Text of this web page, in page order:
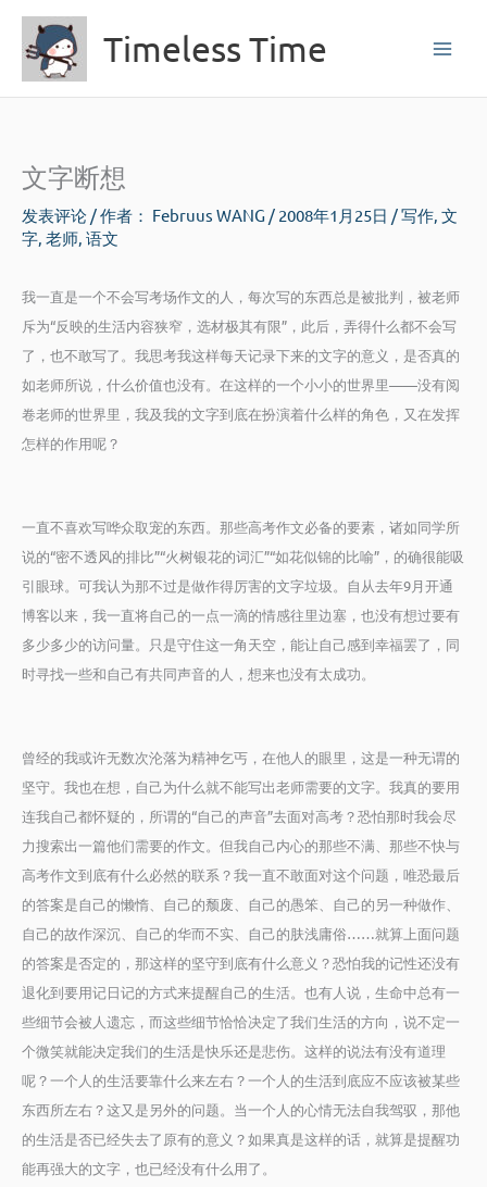
容
Timeless Time
文字断想
发表评论 / 作者： Februus WANG / 2008年1月25日 /写作 文
字 老师 语文
我一直是一个不会写考场作文的人，每次写的东西总是被批判，被老师
斥为“反映的生活内容狭窄，选材极其有限”，此后，弄得什么都不会写
了，也不敢写了。我思考我这样每天记录下来的文字的意义，是否真的
如老师所说，什么价值也没有。在这样的一个小小的世界里——没有阅
卷老师的世界里，我及我的文字到底在扮演着什么样的角色，又在发挥
怎样的作用呢？
一直不喜欢写哗众取宠的东西。那些高考作文必备的要素，诸如同学所
说的“密不透风的排比”“火树银花的词汇”“如花似锦的比喻”，的确很能吸
引眼球。可我认为那不过是做作得厉害的文字垃圾。自从去年9月开通
博客以来，我一直将自己的一点一滴的情感往里边塞，也没有想过要有
多少多少的访问量。只是守住这一角天空，能让自己感到幸福罢了，同
时寻找一些和自己有共同声音的人，想来也没有太成功。
曾经的我或许无数次沦落为精神乞丐，在他人的眼里，这是一种无谓的
坚守。我也在想，自己为什么就不能写出老师需要的文字。我真的要用
连我自己都怀疑的，所谓的“自己的声音”去面对高考？恐怕那时我会尽
力搜索出一篇他们需要的作文。但我自己内心的那些不满、那些不快与
高考作文到底有什么必然的联系？我一直不敢面对这个问题，唯恐最后
的答案是自己的懒惰、自己的颓废、自己的愚笨、自己的另一种做作、
自己的故作深沉、自己的华而不实、自己的肤浅庸俗……就算上面问题
的答案是否定的，那这样的坚守到底有什么意义？恐怕我的记性还没有
退化到要用记日记的方式来提醒自己的生活。也有人说，生命中总有一
些细节会被人遗忘，而这些细节恰恰决定了我们生活的方向，说不定一
个微笑就能决定我们的生活是快乐还是悲伤。这样的说法有没有道理
呢？一个人的生活要靠什么来左右？一个人的生活到底应不应该被某些
东西所左右？这又是另外的问题。当一个人的心情无法自我驾驭，那他
的生活是否已经失去了原有的意义？如果真是这样的话，就算是提醒功
能再强大的文字，也已经没有什么用了。